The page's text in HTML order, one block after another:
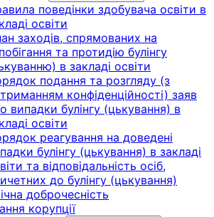
поведінки здобувача освіти в
освіти
заходів, спрямованих на
та протидію булінгу
в закладі освіти
подання та розгляду (з
конфіденційності) заяв
випадки булінгу (цькування) в
освіти
реагування на доведені
булінгу (цькування) в закладі
та відповідальність осіб,
до булінгу (цькування)
доброчесність
корупції